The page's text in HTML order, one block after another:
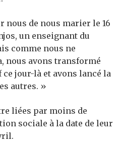
de nous marier le 16
un enseignant du
comme nous ne
nous avons transformé
jour-là et avons lancé la
autres. »
liées par moins de
sociale à la date de leur